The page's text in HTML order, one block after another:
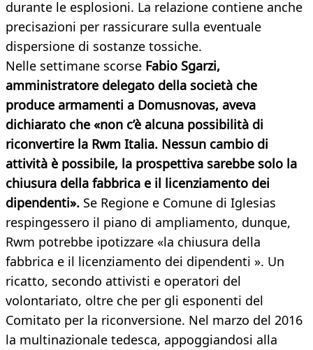
durante le esplosioni. La relazione contiene anche
precisazioni per rassicurare sulla eventuale
dispersione di sostanze tossiche.
Nelle settimane scorse Fabio Sgarzi,
amministratore delegato della società che
produce armamenti a Domusnovas, aveva
dichiarato che «non c’è alcuna possibilità di
riconvertire la Rwm Italia. Nessun cambio di
attività è possibile, la prospettiva sarebbe solo la
chiusura della fabbrica e il licenziamento dei
dipendenti». Se Regione e Comune di Iglesias
respingessero il piano di ampliamento, dunque,
Rwm potrebbe ipotizzare «la chiusura della
fabbrica e il licenziamento dei dipendenti ». Un
ricatto, secondo attivisti e operatori del
volontariato, oltre che per gli esponenti del
Comitato per la riconversione. Nel marzo del 2016
la multinazionale tedesca, appoggiandosi alla